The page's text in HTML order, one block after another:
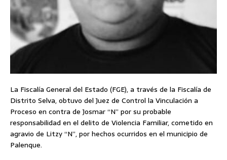
La Fiscalía General del Estado (FGE), a través de la Fiscalía de
Distrito Selva, obtuvo del Juez de Control la Vinculación a
Proceso en contra de Josmar “N” por su probable
responsabilidad en el delito de Violencia Familiar, cometido en
agravio de Litzy “N”, por hechos ocurridos en el municipio de
Palenque.